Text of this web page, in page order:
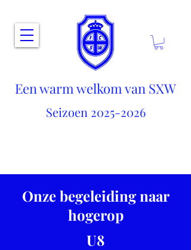
Een warm welkom van SXW
Seizoen 2025-2026
Onze begeleiding naar
hogerop
U8